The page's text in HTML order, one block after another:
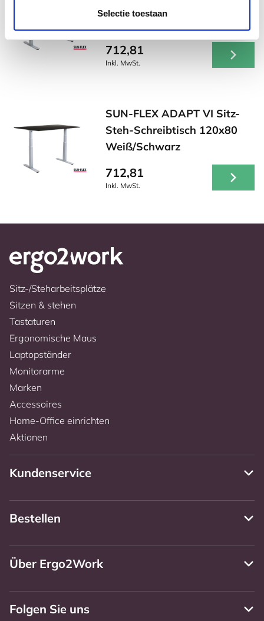
Selectie toestaan
ADAPT VI Schreibtisch
712,81
Inkl. MwSt.
SUN-FLEX ADAPT VI Sitz-
Steh-Schreibtisch 120x80
Weiß/Schwarz
712,81
Inkl. MwSt.
Sitz-/Steharbeitsplätze
Sitzen & stehen
Tastaturen
Ergonomische Maus
Laptopständer
Monitorarme
Marken
Accessoires
Home-Office einrichten
Aktionen
Kundenservice
Bestellen
Über Ergo2Work
Folgen Sie uns